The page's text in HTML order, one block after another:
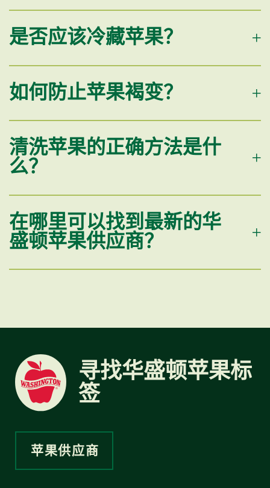
是否应该冷藏苹果？
如何防止苹果褐变？
清洗苹果的正确方法是什
么？
在哪里可以找到最新的华
盛顿苹果供应商？
寻找华盛顿苹果标
签
苹果供应商